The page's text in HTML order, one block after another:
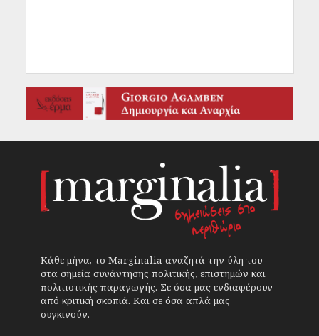
Κάθε μήνα, το Marginalia αναζητά την ύλη του
στα σημεία συνάντησης πολιτικής, επιστημών και
πολιτιστικής παραγωγής. Σε όσα μας ενδιαφέρουν
από κριτική σκοπιά. Και σε όσα απλά μας
συγκινούν.